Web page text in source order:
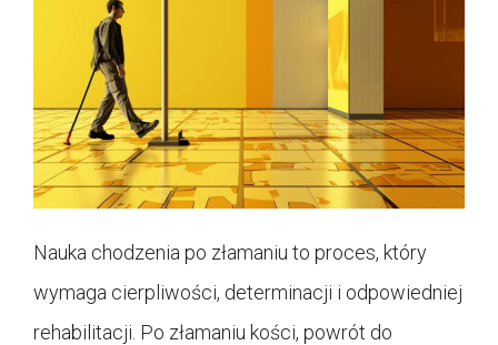
Nauka chodzenia po złamaniu to proces, który
wymaga cierpliwości, determinacji i odpowiedniej
rehabilitacji. Po złamaniu kości, powrót do